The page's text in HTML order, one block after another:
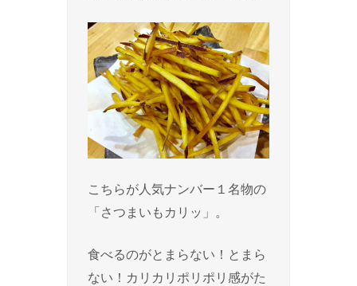
こちらが人気ナンバー１名物の
「さつまいもカリッ」。
食べるのがとまらない！とまら
ない！カリカリポリポリ感がた